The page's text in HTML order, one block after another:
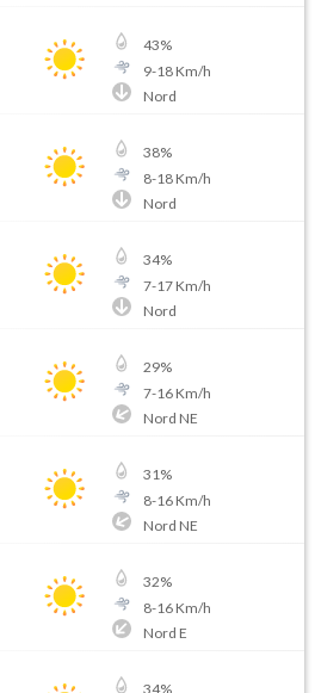
43%
9-18Km/h
Nord
38%
8-18Km/h
Nord
34%
7-17Km/h
Nord
29%
7-16Km/h
Nord NE
31%
8-16Km/h
Nord NE
32%
8-16Km/h
Nord E
34%